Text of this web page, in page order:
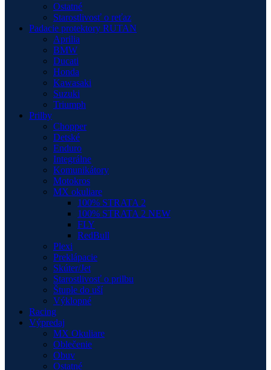
Ostatné
Starostlivosť o reťaz
Padacie protektory RUTAN
Aprilia
BMW
Ducati
Honda
Kawasaki
Suzuki
Triumph
Prilby
Chopper
Detské
Enduro
Integrálne
Komunikátory
Motokros
MX okuliare
100% STRATA 2
100% STRATA 2 NEW
FLY
RedBull
Plexi
Preklápacie
Skúter/Jet
Starostlivosť o prilbu
Štuple do uší
Výklopné
Racing
Výpredaj
MX Okuliare
Oblečenie
Obuv
Ostatné